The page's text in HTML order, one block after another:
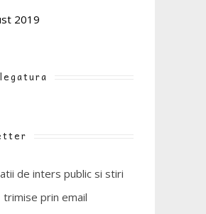
2019
de inters public si stiri
trimise prin email